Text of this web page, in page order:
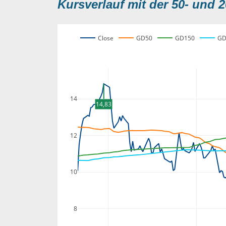
Kursverlauf mit der 50- und
8
10
12
14
Close GD50 GD150
14,83